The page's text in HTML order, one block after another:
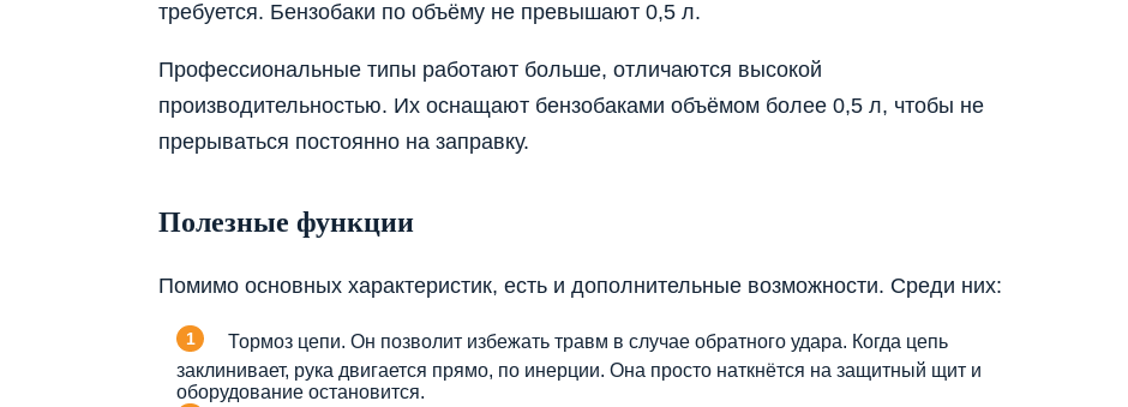
требуется. Бензобаки по объёму не превышают 0,5 л.
Профессиональные типы работают больше, отличаются высокой
производительностью. Их оснащают бензобаками объёмом более 0,5 л, чтобы не
прерываться постоянно на заправку.
Полезные функции
Помимо основных характеристик, есть и дополнительные возможности. Среди них:
Тормоз цепи. Он позволит избежать травм в случае обратного удара. Когда цепь
заклинивает, рука двигается прямо, по инерции. Она просто наткнётся на защитный щит и
оборудование остановится.